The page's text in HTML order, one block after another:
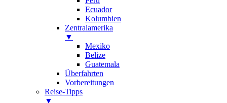
Ecuador
Kolumbien
Zentralamerika
▼
Mexiko
Belize
Guatemala
Überfahrten
Vorbereitungen
Reise-Tipps
▼